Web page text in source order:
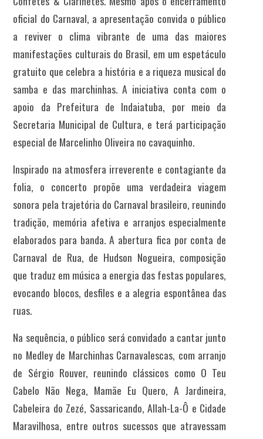
oficial do Carnaval, a apresentação convida o público
a reviver o clima vibrante de uma das maiores
manifestações culturais do Brasil, em um espetáculo
gratuito que celebra a história e a riqueza musical do
samba e das marchinhas. A iniciativa conta com o
apoio da Prefeitura de Indaiatuba, por meio da
Secretaria Municipal de Cultura, e terá participação
especial de Marcelinho Oliveira no cavaquinho.
Inspirado na atmosfera irreverente e contagiante da
folia, o concerto propõe uma verdadeira viagem
sonora pela trajetória do Carnaval brasileiro, reunindo
tradição, memória afetiva e arranjos especialmente
elaborados para banda. A abertura fica por conta de
Carnaval de Rua, de Hudson Nogueira, composição
que traduz em música a energia das festas populares,
evocando blocos, desfiles e a alegria espontânea das
ruas.
Na sequência, o público será convidado a cantar junto
no Medley de Marchinhas Carnavalescas, com arranjo
de Sérgio Rouver, reunindo clássicos como O Teu
Cabelo Não Nega, Mamãe Eu Quero, A Jardineira,
Cabeleira do Zezé, Sassaricando, Allah-La-Ô e Cidade
Maravilhosa, entre outros sucessos que atravessam